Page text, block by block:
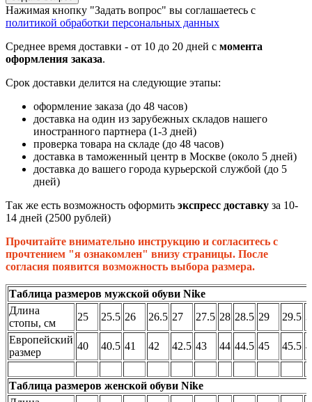
Нажимая кнопку "Задать вопрос" вы соглашаетесь с
политикой обработки персональных данных
Среднее время доставки - от 10 до 20 дней с момента
оформления заказа.
Срок доставки делится на следующие этапы:
оформление заказа (до 48 часов)
доставка на один из зарубежных складов нашего
иностранного партнера (1-3 дней)
проверка товара на складе (до 48 часов)
доставка в таможенный центр в Москве (около 5 дней)
доставка до вашего города курьерской службой (до 5
дней)
Так же есть возможность оформить экспресс доставку за 10-
14 дней (2500 рублей)
Прочитайте внимательно инструкцию и согласитесь с
прочтением "я ознакомлен" внизу страницы. После
согласия появится возможность выбора размера.
Таблица размеров мужской обуви Nike
Длина
стопы, см
25 25.5 26 26.5 27 27.5 28 28.5 29 29.5
Европейский
размер
40 40.5 41 42 42.5 43 44 44.5 45 45.5
Таблица размеров женской обуви Nike